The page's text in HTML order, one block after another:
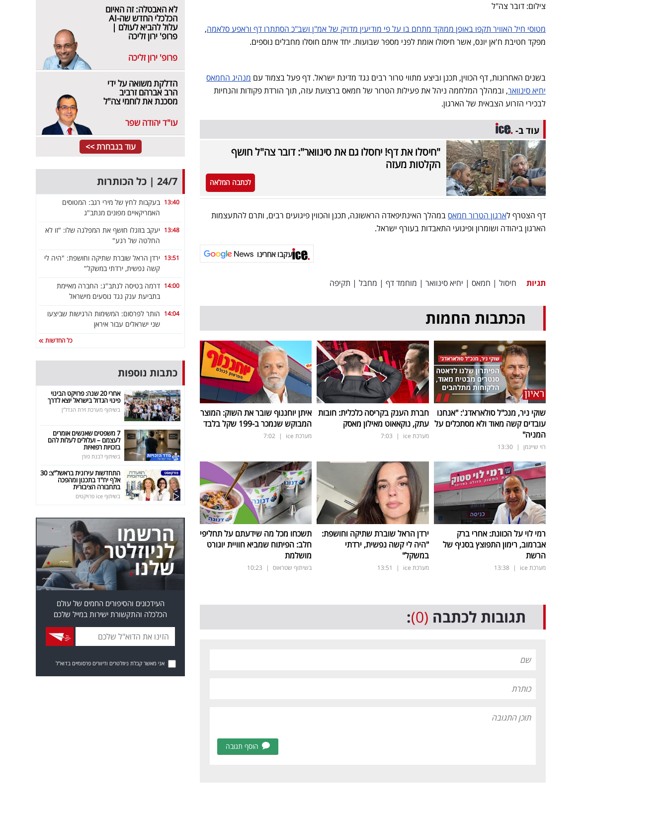
צילום: דובר צה"ל
מטוסי חיל האוויר תקפו באופן ממוקד מתחם בו על פי מודיעין מדויק של אמ"ן ושב"כ הסתתרו דף וראפע סלאמה,
מפקד חטיבת ח'אן יונס, אשר חיסולו אומת לפני מספר שבועות. יחד איתם חוסלו מחבלים נוספים.
בשנים האחרונות, דף הכווין, תכנן וביצע מתווי טרור רבים נגד מדינת ישראל. דף פעל בצמוד עם מנהיג החמאס
יחיא סינוואר, ובמהלך המלחמה ניהל את פעילות הטרור של חמאס ברצועת עזה, תוך הורדת פקודות והנחיות
לבכירי הזרוע הצבאית של הארגון.
עוד ב-
"חיסלו את דף! יחסלו גם את סינוואר": דובר צה"ל חושף
הקלטות מעזה
לכתבה המלאה
דף הצטרף לארגון הטרור חמאסבמהלך האינתיפאדה הראשונה, תכנן והכווין פיגועים רבים, ותרם להתעצמות
הארגון ביהודה ושומרון ופיגועי התאבדות בעורף ישראל.
עקבו אחרינו
תגיות חיסול | חמאס | יחיא סינוואר | מוחמד דף | מחבל | תקיפה
הכתבות החמות
שוקי ניר, מנכ"ל סולאראדג': "אנחנו
עובדים קשה מאוד ולא מסתכלים על
המניה"
רוי שיינמן |
13:30
חברת הענק בקריסה כלכלית: חובות
עתק, נוקאאוט מאילון מאסק
מערכת ice |
7:03
איתן יוחננוף שובר את השוק: המוצר
המבוקש שנמכר ב-199 שקל בלבד
מערכת ice |
7:02
רמי לוי על הכוונת: אחרי ברק
אברמוב, רימון התפוצץ בסניף של
הרשת
מערכת ice |
13:38
ירדן הראל שוברת שתיקה וחושפת:
"היה לי קשה נפשית, ירדתי
במשקל"
מערכת ice |
13:51
תשכחו מכל מה שידעתם על תחליפי
חלב: הפיתוח שמביא חוויית יוגורט
מושלמת
בשיתוף שטראוס |
10:23
תגובות לכתבה (0)
:
הוסף תגובה
לא האבטלה: זה האיום
הכלכלי החדש שה-AI
עלול להביא לעולם |
פרופ' ירון זליכה
פרופ' ירון זליכה
הדלקת משואה על ידי
הרב אברהם זרביב
מסכנת את לוחמי צה"ל
עו"ד יהודה שפר
עוד בנבחרת >>
24/7 | כל הכותרות
13:40 בעקבות לחץ של מירי רגב: המטוסים
האמריקאיים מפונים מנתב"ג
13:48 יעקב בוזגלו חושף את המפלגה שלו: "זו לא
החלטה של רגע"
13:51 ירדן הראל שוברת שתיקה וחושפת: "היה לי
קשה נפשית, ירדתי במשקל"
14:00 דרמה בטיסה לנתב"ג: החברה מאיימת
בתביעת ענק נגד נוסעים מישראל
14:04 הותר לפרסום: המשימות הרגישות שביצעו
שני ישראלים עבור איראן
כל החדשות
כתבות נוספות
אחרי 20 שנה: פרויקט הבינוי
פינוי הגדול בישראל יוצא לדרך
בשיתוף מערכת זירת הנדל"ן
7 משפטים שאנשים אומרים
לעצמם – ועלולים לעלות להם
בזכויות רפואיות
בשיתוף לבנת פורן
התחדשות עירונית בראשל"צ: 30
אלף יח"ד בתכנון ומהפכה
בתחבורה הציבורית
בשיתוף ice פרויקטים
העידכונים והסיפורים החמים של עולם
הכלכלה והתקשורת ישירות במייל שלכם
אני מאשר קבלת ניוזלטרים ודיוורים פרסומיים בדוא"ל